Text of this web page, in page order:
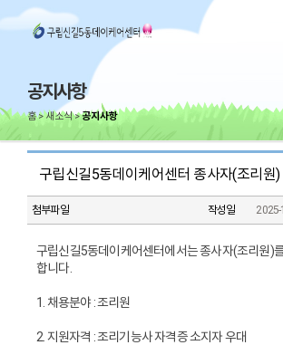
공지사항
홈 새소식 공지사항
구립신길5동데이케어센터 종사자(조리원)
첨부파일 작성일 2025-
구립신길5동데이케어센터에서는 종사자(조리원)
합니다.
1. 채용분야 : 조리원
2. 지원자격 : 조리기능사 자격증 소지자 우대